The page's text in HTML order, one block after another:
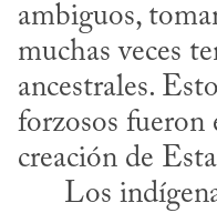
ambiguos,
muchas veces
ancestrales.
forzosos fueron
creación de